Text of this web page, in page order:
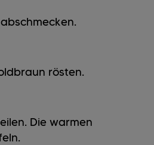
rösten.
Die warmen